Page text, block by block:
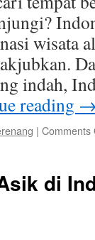
wisata
indah,
reading
| Comments
di